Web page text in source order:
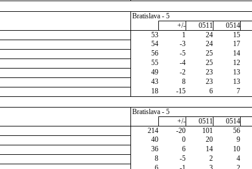
Bratislava - 5
+/-
0511 0514
53 1 24 15
54 -3 24 17
56 -5 25 14
55 -4 25 12
49 -2 23 13
43 8 23 13
18 -15 6 7
Bratislava - 5
+/-
0511 0514
214 -20 101 56
40 0 20 9
36 6 14 10
8 -5 2 4